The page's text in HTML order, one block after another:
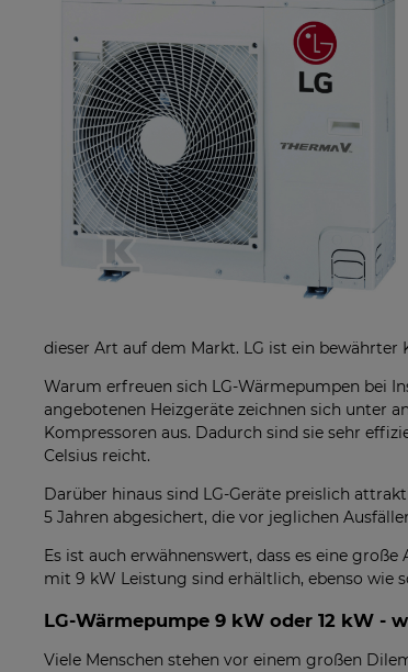
dieser Art auf dem Markt. LG ist ein
Warum erfreuen sich LG-Wärmepumpen bei
angebotenen Heizgeräte zeichnen sich unter
Kompressoren aus. Dadurch sind sie sehr
Celsius reicht.
Darüber hinaus sind LG-Geräte preislich
5 Jahren abgesichert, die vor jeglichen
Es ist auch erwähnenswert, dass es eine
mit 9 kW Leistung sind erhältlich, ebenso wie
LG-Wärmepumpe 9 kW oder 12 kW -
Viele Menschen stehen vor einem großen